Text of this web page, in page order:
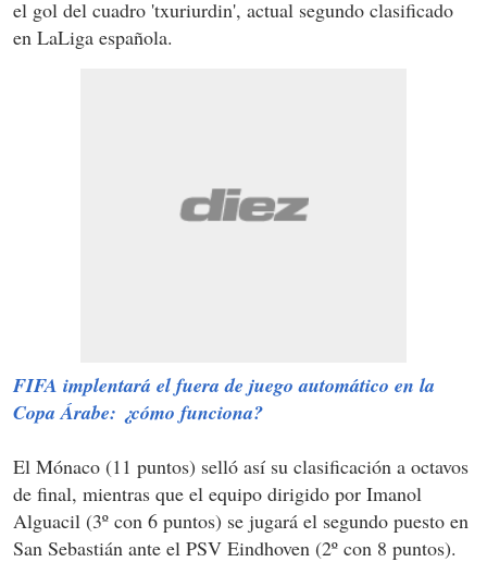
el gol del cuadro 'txuriurdin', actual segundo clasificado
en LaLiga española.
FIFA implentará el fuera de juego automático en la
Copa Árabe: ¿cómo funciona?
El Mónaco (11 puntos) selló así su clasificación a octavos
de final, mientras que el equipo dirigido por Imanol
Alguacil (3º con 6 puntos) se jugará el segundo puesto en
San Sebastián ante el PSV Eindhoven (2º con 8 puntos).